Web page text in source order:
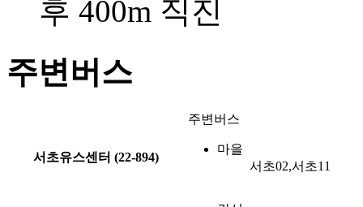
후 400m 직진
주변버스
주변버스
서초유스센터 (22-894)
마을
서초02,서초11